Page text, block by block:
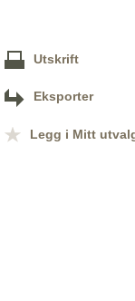
Utskrift
Eksporter
Legg i Mitt